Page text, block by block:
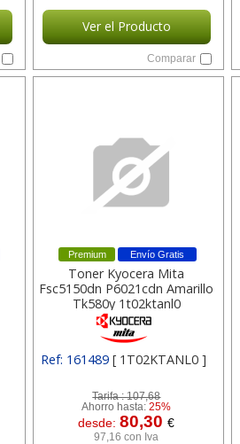
Ver el Producto
Comparar
Envío Gratis
Premium
Toner Kyocera Mita
Fsc5150dn P6021cdn Amarillo
Tk580y 1t02ktanl0
Ref: 161489[ 1T02KTANL0 ]
Tarifa :107,68
Ahorro hasta:25%
desde:80,30€
97,16 con Iva